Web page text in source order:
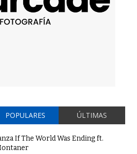
POPULARES ÚLTIMAS
If The World Was Ending ft.